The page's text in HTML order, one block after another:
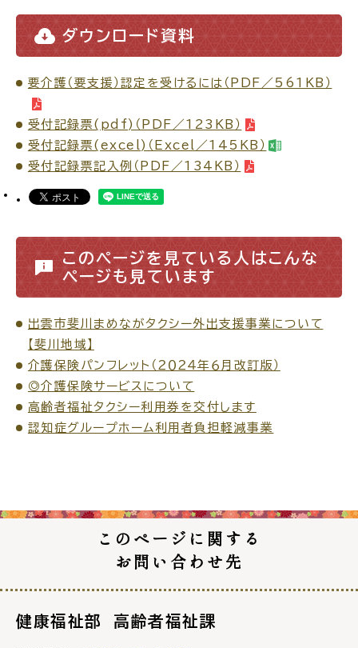
届出・手続・申請
ごみ・リサイクル
各種相談窓口 担当窓口
ライフライン
便利なサービス
ダウンロード資料
要介護（要支援）認定を受けるには（PDF／561KB）
受付記録票(pdf)（PDF／123KB）
受付記録票(excel)（Excel／145KB）
受付記録票記入例（PDF／134KB）
このページを見ている人はこんな
ページも見ています
出雲市斐川まめながタクシー外出支援事業について
【斐川地域】
介護保険パンフレット（２０２４年６月改訂版）
◎介護保険サービスについて
高齢者福祉タクシー利用券を交付します
認知症グループホーム利用者負担軽減事業
このページに関する
お問い合わせ先
健康福祉部 高齢者福祉課